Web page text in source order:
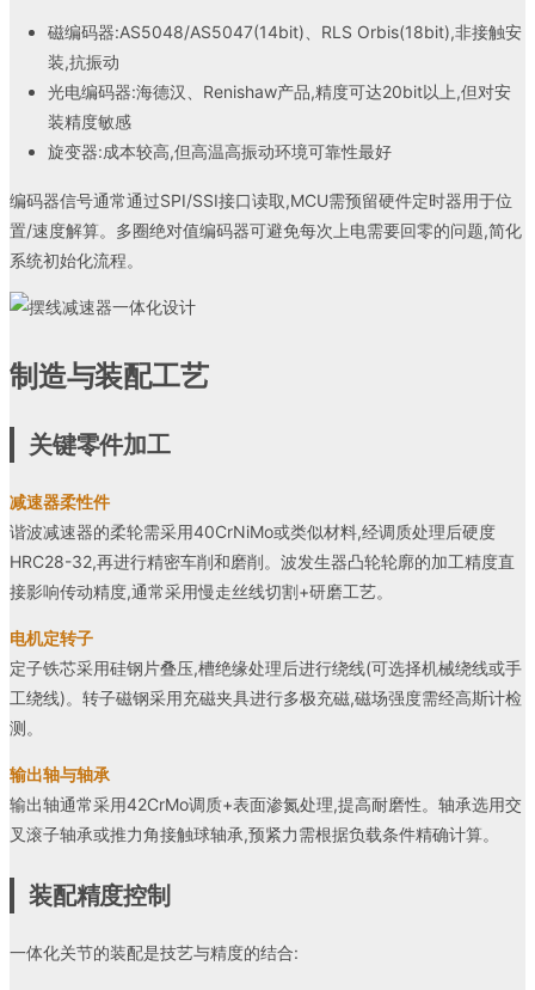
磁编码器:AS5048/AS5047(14bit)、RLS Orbis(18bit),非接触安
装,抗振动
光电编码器:海德汉、Renishaw产品,精度可达20bit以上,但对安
装精度敏感
旋变器:成本较高,但高温高振动环境可靠性最好
编码器信号通常通过SPI/SSI接口读取,MCU需预留硬件定时器用于位
置/速度解算。多圈绝对值编码器可避免每次上电需要回零的问题,简化
系统初始化流程。
制造与装配工艺
关键零件加工
减速器柔性件
谐波减速器的柔轮需采用40CrNiMo或类似材料,经调质处理后硬度
HRC28-32,再进行精密车削和磨削。波发生器凸轮轮廓的加工精度直
接影响传动精度,通常采用慢走丝线切割+研磨工艺。
电机定转子
定子铁芯采用硅钢片叠压,槽绝缘处理后进行绕线(可选择机械绕线或手
工绕线)。转子磁钢采用充磁夹具进行多极充磁,磁场强度需经高斯计检
测。
输出轴与轴承
输出轴通常采用42CrMo调质+表面渗氮处理,提高耐磨性。轴承选用交
叉滚子轴承或推力角接触球轴承,预紧力需根据负载条件精确计算。
装配精度控制
一体化关节的装配是技艺与精度的结合: